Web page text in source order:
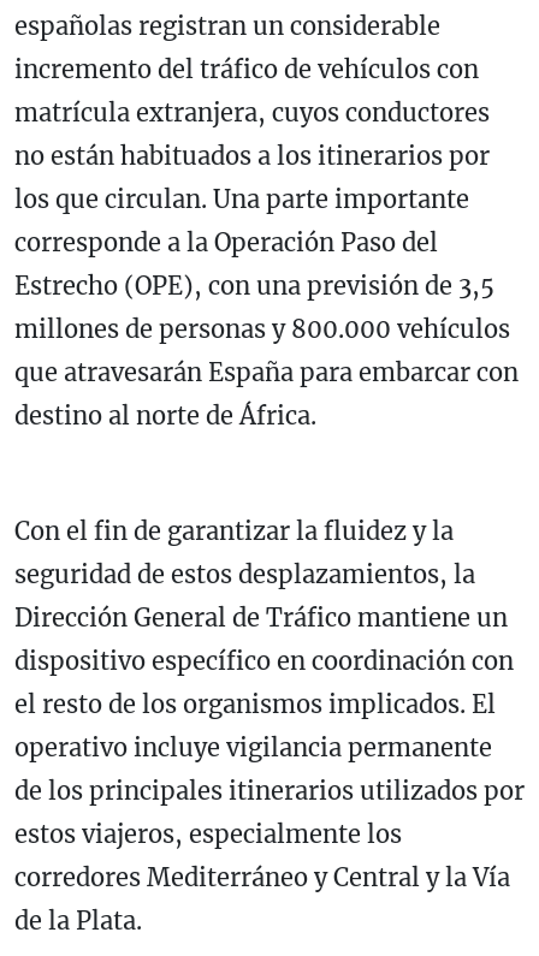
españolas registran un considerable
incremento del tráfico de vehículos con
matrícula extranjera, cuyos conductores
no están habituados a los itinerarios por
los que circulan. Una parte importante
corresponde a la Operación Paso del
Estrecho (OPE), con una previsión de 3,5
millones de personas y 800.000 vehículos
que atravesarán España para embarcar con
destino al norte de África.
Con el fin de garantizar la fluidez y la
seguridad de estos desplazamientos, la
Dirección General de Tráfico mantiene un
dispositivo específico en coordinación con
el resto de los organismos implicados. El
operativo incluye vigilancia permanente
de los principales itinerarios utilizados por
estos viajeros, especialmente los
corredores Mediterráneo y Central y la Vía
de la Plata.